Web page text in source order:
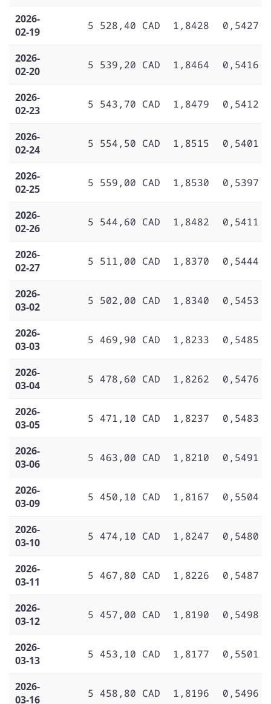
2026-
02-19
5 528,40 CAD 1,8428 0,5427
2026-
02-20
5 539,20 CAD 1,8464 0,5416
2026-
02-23
5 543,70 CAD 1,8479 0,5412
2026-
02-24
5 554,50 CAD 1,8515 0,5401
2026-
02-25
5 559,00 CAD 1,8530 0,5397
2026-
02-26
5 544,60 CAD 1,8482 0,5411
2026-
02-27
5 511,00 CAD 1,8370 0,5444
2026-
03-02
5 502,00 CAD 1,8340 0,5453
2026-
03-03
5 469,90 CAD 1,8233 0,5485
2026-
03-04
5 478,60 CAD 1,8262 0,5476
2026-
03-05
5 471,10 CAD 1,8237 0,5483
2026-
03-06
5 463,00 CAD 1,8210 0,5491
2026-
03-09
5 450,10 CAD 1,8167 0,5504
2026-
03-10
5 474,10 CAD 1,8247 0,5480
2026-
03-11
5 467,80 CAD 1,8226 0,5487
2026-
03-12
5 457,00 CAD 1,8190 0,5498
2026-
03-13
5 453,10 CAD 1,8177 0,5501
2026-
03-16
5 458,80 CAD 1,8196 0,5496